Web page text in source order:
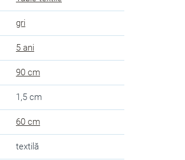
gri
5 ani
90 cm
1,5 cm
60 cm
textilă